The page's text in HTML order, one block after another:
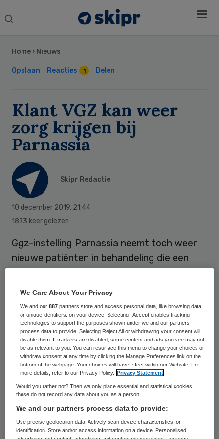
Search
Home › Nieuws
Opslaan Reacties 1 Delen
Klant VGZ kan weer
zorg krijgen bij
Parnassia
Skipr Redactie
10 december 2019, 21:44
1873 keer gelezen
Ggz-instelling Parnassia neemt toch weer
nieuwe patiënten in behandeling die een
zorgverzekering hebben bij VGZ. Parnassia,
een van de grootste ggz-instellingen van
het land, had vorige week een
patiëntenstop afgekondigd vanwege
stukgelopen onderhandelingen met de
verzekeraar. De Nederlandse Zorgautoriteit
(NZa) heeft dinsdag over de impasse
overlegd met beide partijen en liet de
uitkomst na afloop weten.
Mensen met ernstige aandoeningen kunnen
Sidebar
We Care About Your Privacy
We and our887 partners store and access personal data, like browsing data
or unique identifiers, on your device. Selecting I Accept enables tracking
technologies to support the purposes shown under we and our partners
process data to provide. Selecting Reject All or withdrawing your consent will
disable them. If trackers are disabled, some content and ads you see may not
be as relevant to you. You can resurface this menu to change your choices or
withdraw consent at any time by clicking the Manage Preferences link on the
bottom of the webpage. Your choices will have effect within our Website. For
more details, refer to our Privacy Policy.
Privacy Statement
Would you rather not? Then we only place essential and statistical cookies,
these do not record any data about you as a person
We and our partners process data to provide:
Use precise geolocation data. Actively scan device characteristics for
identification. Store and/or access information on a device. Personalised